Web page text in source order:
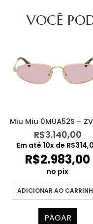
VOCÊ
R$3.140,00
Em até 10x de R$
R$2.983,00
no pix
ADICIONAR AO
PAGAR